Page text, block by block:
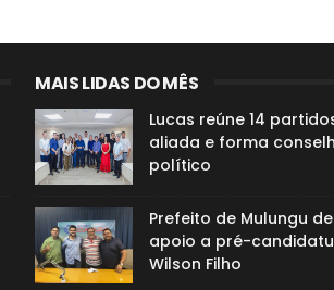
MAIS LIDAS DO MÊS
Lucas reúne 14
aliada e forma
político
Prefeito de Mulungu
apoio a pré-
Wilson Filho